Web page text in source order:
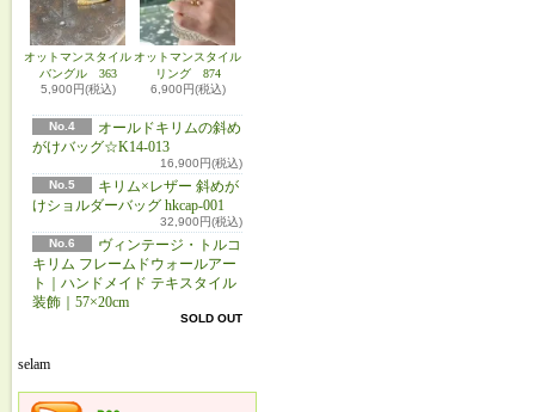
オットマンスタイル
バングル 363
5,900円(税込)
オットマンスタイル
リング 874
6,900円(税込)
No.4
オールドキリムの斜め
がけバッグ☆K14-013
16,900円(税込)
No.5
キリム×レザー 斜めが
けショルダーバッグ hkcap-001
32,900円(税込)
No.6
ヴィンテージ・トルコ
キリム フレームドウォールアー
ト｜ハンドメイド テキスタイル
装飾｜57×20cm
SOLD OUT
selam